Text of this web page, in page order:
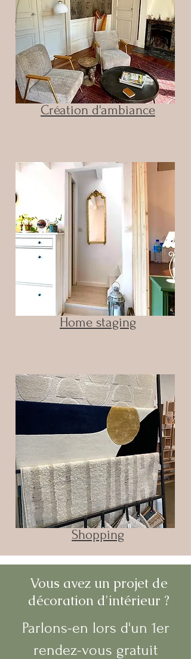
Création d'ambiance
Home staging
Shopping
Vous avez un projet de
décoration d'intérieur ?
Parlons-en lors d'un 1er
rendez-vous gratuit